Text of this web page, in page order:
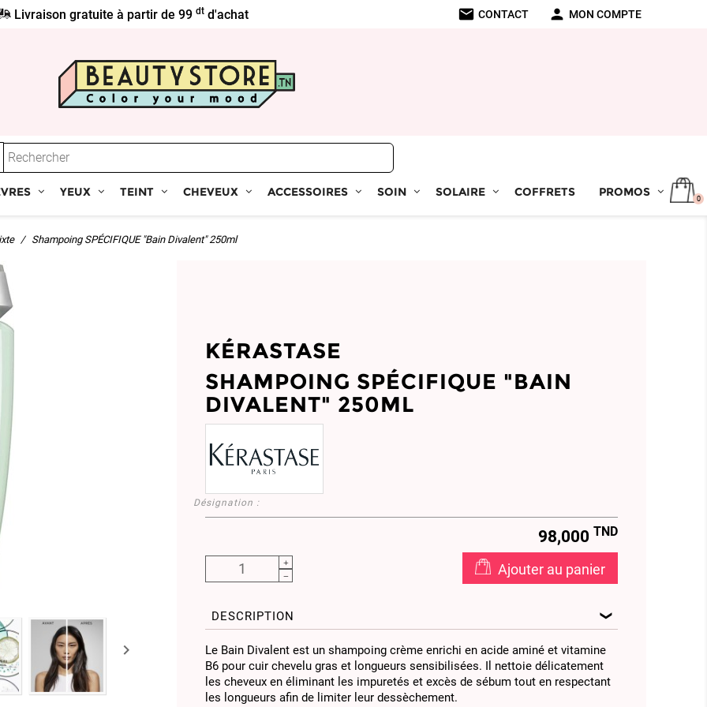
Livraison gratuite à partir de 99dt d'achat mail CONTACT person MON COMPTE
YEUX TEINT CHEVEUX ACCESSOIRES SOIN SOLAIRE COFFRETS PROMOS 0
Shampoing SPÉCIFIQUE "Bain Divalent" 250ml

KÉRASTASE
SHAMPOING SPÉCIFIQUE "BAIN
DIVALENT" 250ML
Désignation :
98,000 TND
Ajouter au panier
DESCRIPTION
Le Bain Divalent est un shampoing crème enrichi en acide aminé et vitamine
B6 pour cuir chevelu gras et longueurs sensibilisées. Il nettoie délicatement
les cheveux en éliminant les impuretés et excès de sébum tout en respectant
les longueurs afin de limiter leur dessèchement.